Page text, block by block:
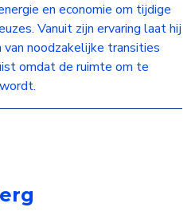
en economie om tijdige
Vanuit zijn ervaring laat hij
noodzakelijke transities
omdat de ruimte om te